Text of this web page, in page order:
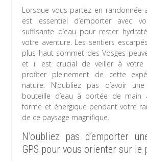
Lorsque vous partez en randonnée
est essentiel d’emporter avec
suffisante d’eau pour rester
votre aventure. Les sentiers
plus haut sommet des Vosges
et il est crucial de veiller à votre
profiter pleinement de cette
nature. N’oubliez pas d’avoir
bouteille d’eau à portée de main
forme et énergique pendant votre
de ce paysage magnifique.
N’oubliez pas d’emporter
GPS pour vous orienter sur le